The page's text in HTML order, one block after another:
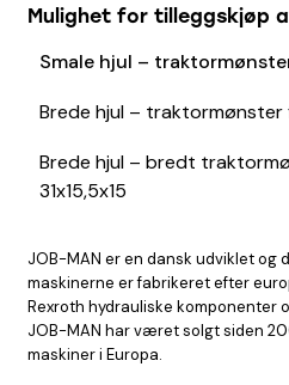
Mulighet for tilleggskjøp
Smale hjul –
Brede hjul – traktormønster
Brede hjul – bredt
31x15,5x15
JOB-MAN er en dansk udviklet
maskinerne er fabrikeret efter
Rexroth hydrauliske komponenter
JOB-MAN har været solgt siden
maskiner i Europa.